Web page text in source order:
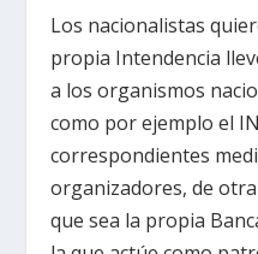
Los nacionalistas
propia Intendencia
a los organismos
como por ejemplo el
correspondientes
organizadores, de
que sea la propia